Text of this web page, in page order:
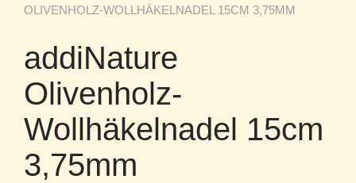
OLIVENHOLZ-WOLLHÄKELNADEL 15CM 3,75MM
addiNature
Olivenholz-
Wollhäkelnadel 15cm
3,75mm